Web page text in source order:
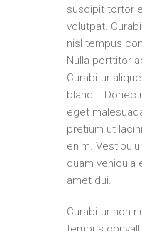
suscipit tortor
volutpat.
nisl tempus
Nulla porttitor
Curabitur
blandit. Donec
eget
pretium ut
enim.
quam vehicula
amet dui.
Curabitur non